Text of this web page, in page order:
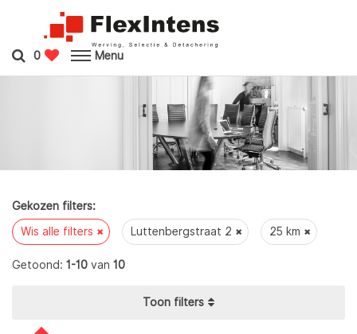
0 Menu
Gekozen filters:
Wis alle filters
Luttenbergstraat 2 25 km
Getoond: 1-10 van 10
filters